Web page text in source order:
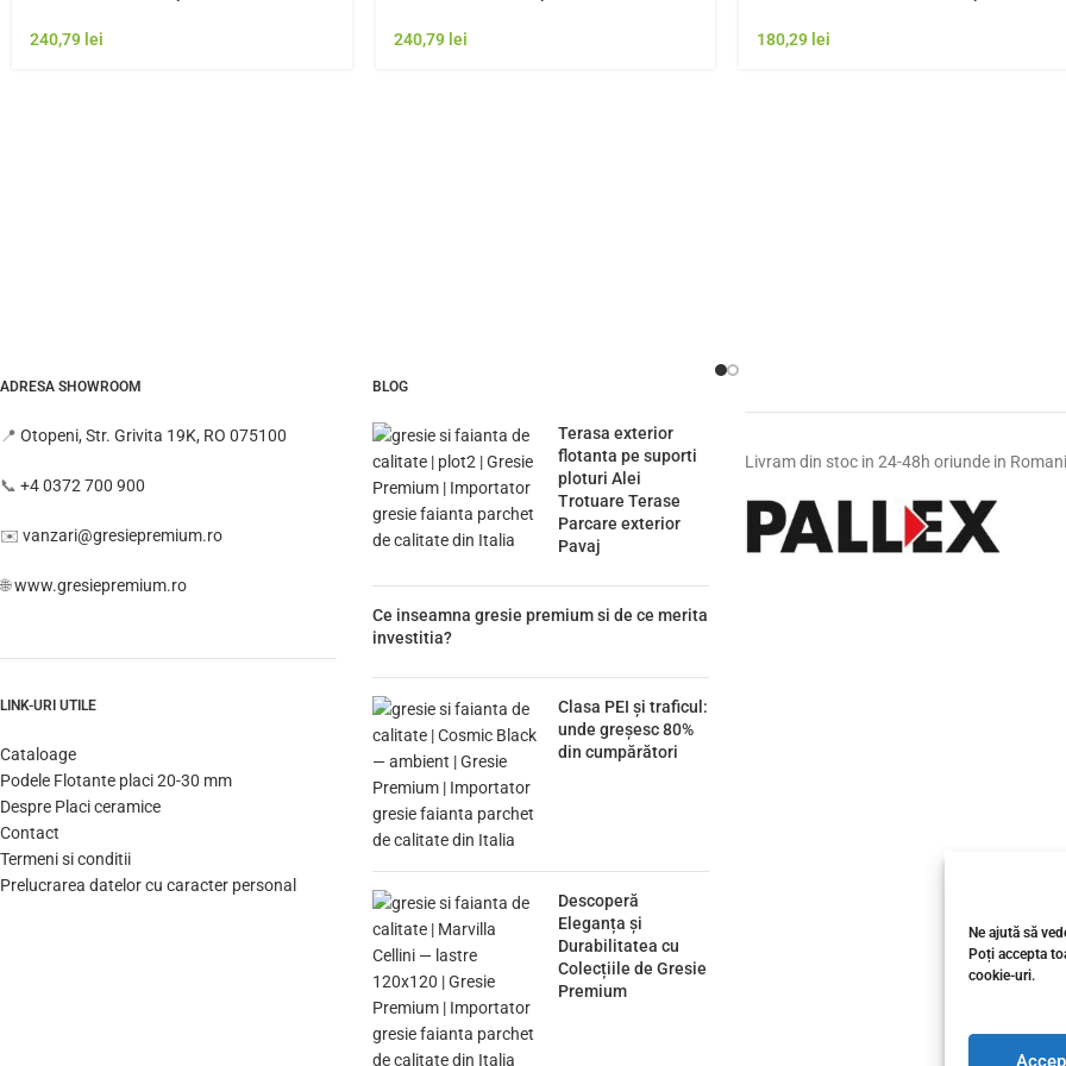
Ne ajută să
Poți accepta
cookie-uri.
240,79 lei
240,79 lei
180,29 lei
ADRESA SHOWROOM
📍 Otopeni, Str. Grivita 19K, RO 075100
📞 +4 0372 700 900
✉️ vanzari@gresiepremium.ro
🌐www.gresiepremium.ro
LINK-URI UTILE
Cataloage
Podele Flotante placi 20-30 mm
Despre Placi ceramice
Contact
Termeni si conditii
Prelucrarea datelor cu caracter personal
BLOG
Terasa exterior
flotanta pe suporti
ploturi Alei
Trotuare Terase
Parcare exterior
Pavaj
Ce inseamna gresie premium si de ce merita
investitia?
Clasa PEI și traficul:
unde greșesc 80%
din cumpărători
Descoperă
Eleganța și
Durabilitatea cu
Colecțiile de Gresie
Premium
Livram din stoc in 24-48h oriunde in